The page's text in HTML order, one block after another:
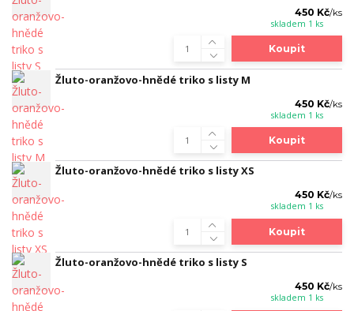
450 Kč/ks
skladem 1 ks
Koupit
Žluto-oranžovo-hnědé triko s listy M
450 Kč/ks
skladem 1 ks
Koupit
Žluto-oranžovo-hnědé triko s listy XS
450 Kč/ks
skladem 1 ks
Koupit
Žluto-oranžovo-hnědé triko s listy S
450 Kč/ks
skladem 1 ks